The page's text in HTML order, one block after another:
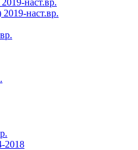
2019-наст.вр.
2018